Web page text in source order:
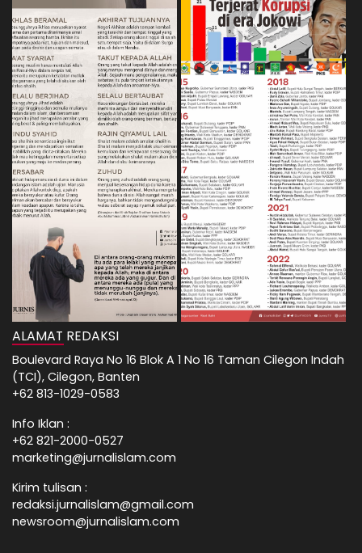
ALAMAT REDAKSI
Boulevard Raya No 16 Blok A 1 No 16 Taman Cilegon Indah
(TCI), Cilegon, Banten
+62 813-1029-0583
Info Iklan :
+62 821-2000-0527
marketing@jurnalislam.com
Kirim tulisan :
redaksi.jurnalislam@gmail.com
newsroom@jurnalislam.com